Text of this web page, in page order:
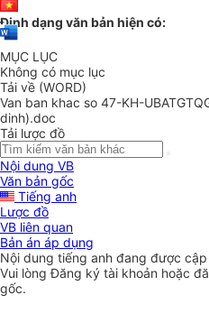
Định dạng văn bản hiện có:
MỤC LỤC
Không có mục lục
Tải về (WORD)
Van ban khac so 47-KH-
dinh).doc
Tải lược đồ
Nội dung VB
Văn bản gốc
Tiếng anh
Lược đồ
VB liên quan
Bản án áp dụng
Nội dung tiếng anh đang được
Vui lòngĐăng ký tài khoản hoặc
gốc.